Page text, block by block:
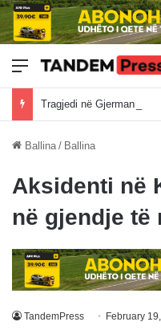
Meny
Ballina / Ballina
Aksidenti në
në gjendje të
TandemPress February